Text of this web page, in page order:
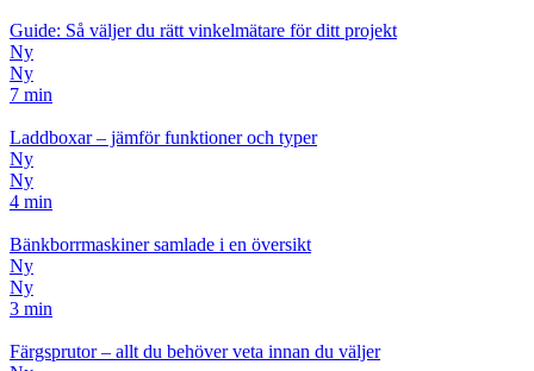
Guide: Så väljer du rätt vinkelmätare för ditt projekt
Ny
Ny
7 min
Laddboxar – jämför funktioner och typer
Ny
Ny
4 min
Bänkborrmaskiner samlade i en översikt
Ny
Ny
3 min
Färgsprutor – allt du behöver veta innan du väljer